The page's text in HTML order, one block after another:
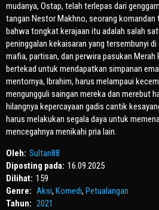
mudanya, Ostap, telah terlepas dari
tangan Nestor Makhno, seorang komandan
bahwa tongkat kerajaan itu adalah salah
peninggalan kekaisaran yang tersembunyi
mafia, partisan, dan perwira pasukan Merah
bertekad untuk mendapatkan simpanan
mentornya, Ibrahim, harus melampaui
mengungguli saingan mereka dan merebut
hilangnya kepercayaan gadis cantik
harus melakukan segala daya untuk
mencegahnya menikahi pria lain.
Oleh: Sultan88
Diposting pada: 16.09.2025
Dilihat: 159
Genre: Aksi, Komedi, Petualangan
Tahun: 2021